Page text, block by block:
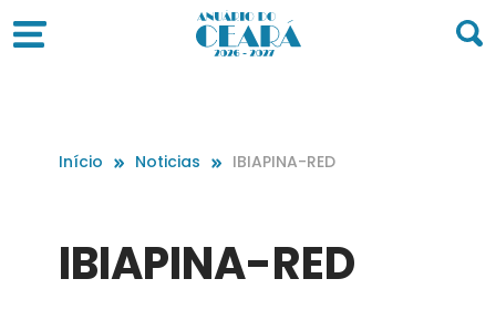
Início Noticias IBIAPINA-RED
IBIAPINA-RED